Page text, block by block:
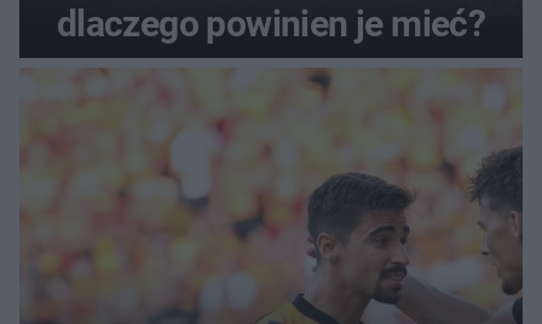
dlaczego powinien je mieć?